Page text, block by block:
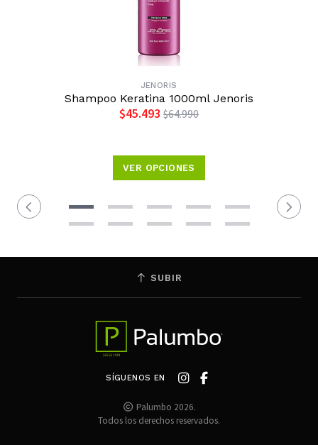
JENORIS
Shampoo Keratina 1000ml Jenoris
$45.493 $64.990
VER OPCIONES
SUBIR
SÍGUENOS EN
Palumbo 2026.
Todos los derechos reservados.